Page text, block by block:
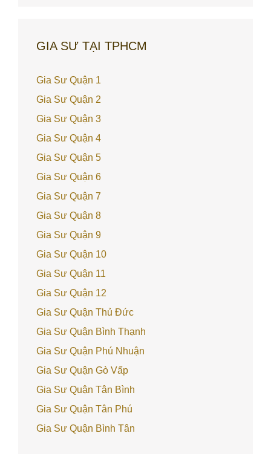
GIA SƯ TẠI TPHCM
Gia Sư Quận 1
Gia Sư Quận 2
Gia Sư Quận 3
Gia Sư Quận 4
Gia Sư Quận 5
Gia Sư Quận 6
Gia Sư Quận 7
Gia Sư Quận 8
Gia Sư Quận 9
Gia Sư Quận 10
Gia Sư Quận 11
Gia Sư Quận 12
Gia Sư Quận Thủ Đức
Gia Sư Quận Bình Thạnh
Gia Sư Quận Phú Nhuận
Gia Sư Quận Gò Vấp
Gia Sư Quận Tân Bình
Gia Sư Quận Tân Phú
Gia Sư Quận Bình Tân